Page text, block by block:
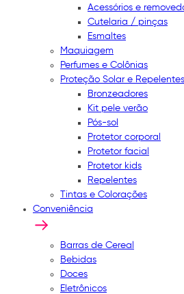
Acessórios e
Cutelaria / pinças
Esmaltes
Maquiagem
Perfumes e Colônias
Proteção Solar e Repelentes
Bronzeadores
Kit pele verão
Pós-sol
Protetor corporal
Protetor facial
Protetor kids
Repelentes
Tintas e Colorações
Conveniência
Barras de Cereal
Bebidas
Doces
Eletrônicos